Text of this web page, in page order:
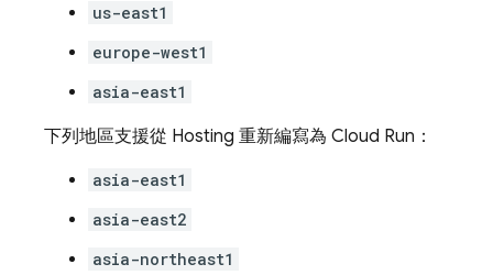
us-east1
europe-west1
asia-east1
下列地區支援從 Hosting 重新編寫為 Cloud Run ：
asia-east1
asia-east2
asia-northeast1